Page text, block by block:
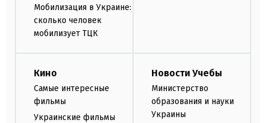
Мобилизация в Украине:
сколько человек
мобилизует ТЦК
Кино
Самые интересные
фильмы
Украинские фильмы
Новости Учебы
Министерство
образования и науки
Украины